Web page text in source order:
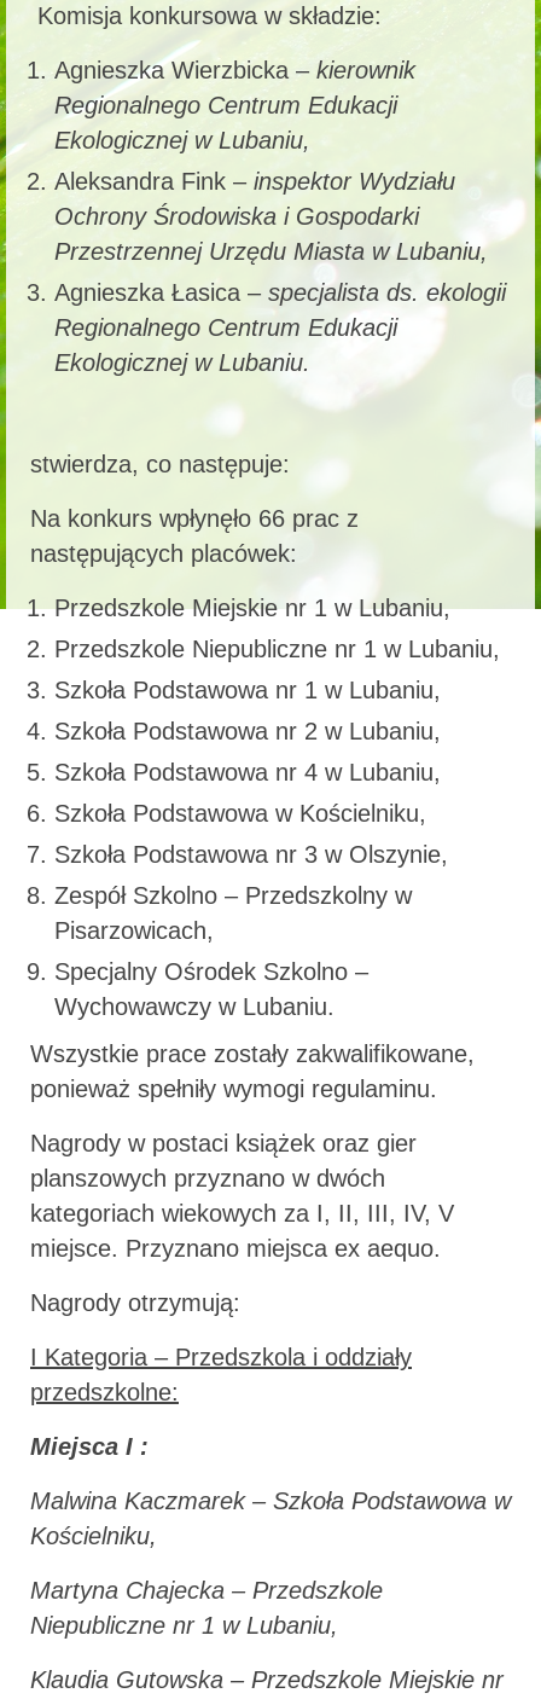
Komisja konkursowa w składzie:
Agnieszka Wierzbicka – kierownik
Regionalnego Centrum Edukacji
Ekologicznej w Lubaniu,
Aleksandra Fink – inspektor Wydziału
Ochrony Środowiska i Gospodarki
Przestrzennej Urzędu Miasta w Lubaniu,
Agnieszka Łasica – specjalista ds. ekologii
Regionalnego Centrum Edukacji
Ekologicznej w Lubaniu.
stwierdza, co następuje:
Na konkurs wpłynęło 66 prac z
następujących placówek:
Przedszkole Miejskie nr 1 w Lubaniu,
Przedszkole Niepubliczne nr 1 w Lubaniu,
Szkoła Podstawowa nr 1 w Lubaniu,
Szkoła Podstawowa nr 2 w Lubaniu,
Szkoła Podstawowa nr 4 w Lubaniu,
Szkoła Podstawowa w Kościelniku,
Szkoła Podstawowa nr 3 w Olszynie,
Zespół Szkolno – Przedszkolny w
Pisarzowicach,
Specjalny Ośrodek Szkolno –
Wychowawczy w Lubaniu.
Wszystkie prace zostały zakwalifikowane,
ponieważ spełniły wymogi regulaminu.
Nagrody w postaci książek oraz gier
planszowych przyznano w dwóch
kategoriach wiekowych za I, II, III, IV, V
miejsce. Przyznano miejsca ex aequo.
Nagrody otrzymują:
I Kategoria – Przedszkola i oddziały
przedszkolne:
Miejsca I :
Malwina Kaczmarek – Szkoła Podstawowa w
Kościelniku,
Martyna Chajecka – Przedszkole
Niepubliczne nr 1 w Lubaniu,
Klaudia Gutowska – Przedszkole Miejskie nr